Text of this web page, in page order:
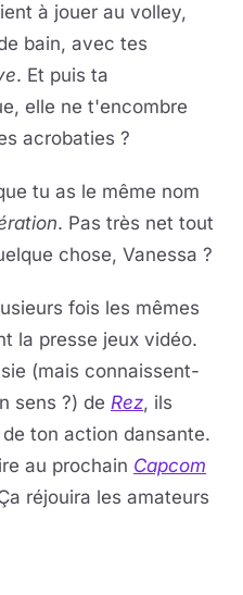
à jouer au volley,
bain, avec tes
. Et puis ta
elle ne t'encombre
acrobaties ?
tu as le même nom
. Pas très net tout
chose, Vanessa ?
fois les mêmes
la presse jeux vidéo.
(mais connaissent-
sens ?) de Rez, ils
ton action dansante.
au prochain Capcom
réjouira les amateurs